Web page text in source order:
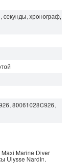
секунды, хронограф,
80061028C926,
Maxi Marine Diver
Ulysse Nardin.